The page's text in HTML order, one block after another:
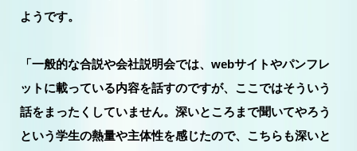
ようです。
「一般的な合説や会社説明会では、webサイトやパンフレ
ットに載っている内容を話すのですが、ここではそういう
話をまったくしていません。深いところまで聞いてやろう
という学生の熱量や主体性を感じたので、こちらも深いと